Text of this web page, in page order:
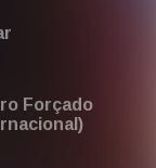
Forçado